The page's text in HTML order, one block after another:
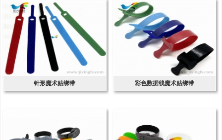
针形魔术贴绑带 彩色数据线魔术贴绑带